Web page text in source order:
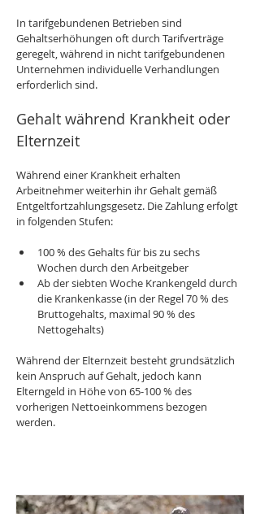
In tarifgebundenen Betrieben sind
Gehaltserhöhungen oft durch Tarifverträge
geregelt, während in nicht tarifgebundenen
Unternehmen individuelle Verhandlungen
erforderlich sind.
Gehalt während Krankheit oder
Elternzeit
Während einer Krankheit erhalten
Arbeitnehmer weiterhin ihr Gehalt gemäß
Entgeltfortzahlungsgesetz. Die Zahlung erfolgt
in folgenden Stufen:
100 % des Gehalts für bis zu sechs
Wochen durch den Arbeitgeber
Ab der siebten Woche Krankengeld durch
die Krankenkasse (in der Regel 70 % des
Bruttogehalts, maximal 90 % des
Nettogehalts)
Während der Elternzeit besteht grundsätzlich
kein Anspruch auf Gehalt, jedoch kann
Elterngeld in Höhe von 65-100 % des
vorherigen Nettoeinkommens bezogen
werden.